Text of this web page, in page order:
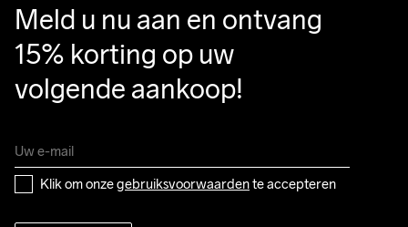
Meld u nu aan en ontvang
15% korting op uw
volgende aankoop!
Klik om onze gebruiksvoorwaarden te accepteren